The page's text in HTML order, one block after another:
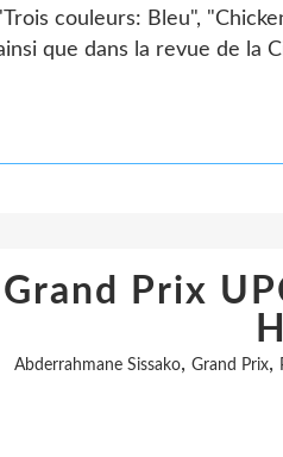
couleurs: Bleu",
que dans la revue de la
Grand Prix
Abderrahmane Sissako, Grand Prix,